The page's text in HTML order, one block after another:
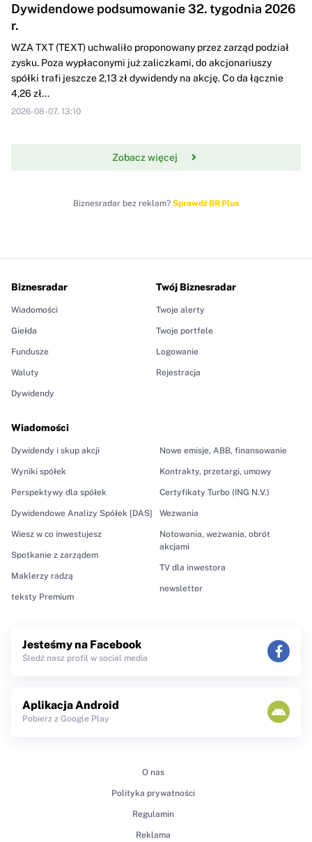
Dywidendowe podsumowanie 32. tygodnia 2026
r.
WZA TXT (TEXT) uchwaliło proponowany przez zarząd podział
zysku. Poza wypłaconymi już zaliczkami, do akcjonariuszy
spółki trafi jeszcze 2,13 zł dywidendy na akcję. Co da łącznie
4,26 zł...
2026-08-07, 13:10
Zobacz więcej
Biznesradar bez reklam? Sprawdź BR Plus
Biznesradar
Wiadomości
Giełda
Fundusze
Waluty
Dywidendy
Wiadomości
Dywidendy i skup akcji
Wyniki spółek
Perspektywy dla spółek
Dywidendowe Analizy Spółek [DAS]
Wiesz w co inwestujesz
Spotkanie z zarządem
Maklerzy radzą
teksty Premium
Nowe emisje, ABB, finansowanie
Kontrakty, przetargi, umowy
Certyfikaty Turbo (ING N.V.)
Wezwania
Notowania, wezwania, obrót
akcjami
TV dla inwestora
newsletter
Twój Biznesradar
Twoje alerty
Twoje portfele
Logowanie
Rejestracja
Jesteśmy na Facebook
Śledź nasz profil w social media
Aplikacja Android
Pobierz z Google Play
O nas
Polityka prywatności
Regulamin
Reklama